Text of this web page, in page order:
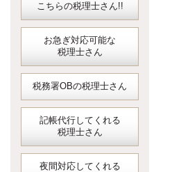
こちらの税理士さん!!
お急ぎ対応可能な
税理士さん
税務署OBの税理士さん
記帳代行してくれる
税理士さん
夜間対応してくれる